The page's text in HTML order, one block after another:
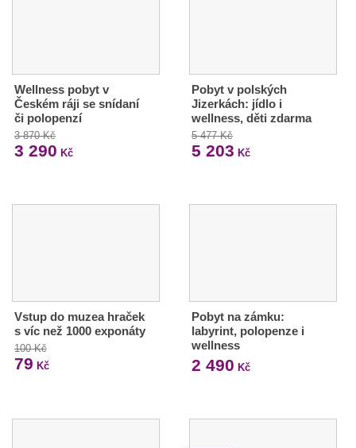
Wellness pobyt v
Českém ráji se snídaní
či polopenzí
3 870 Kč
3 290 Kč
Pobyt v polských
Jizerkách: jídlo i
wellness, děti zdarma
5 477 Kč
5 203 Kč
Vstup do muzea hraček
s víc než 1000 exponáty
100 Kč
79 Kč
Pobyt na zámku:
labyrint, polopenze i
wellness
2 490 Kč